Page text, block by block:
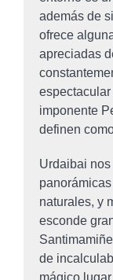
además de
ofrece
apreciadas
imponente
definen
Urdaibai
naturales, y
esconde
de